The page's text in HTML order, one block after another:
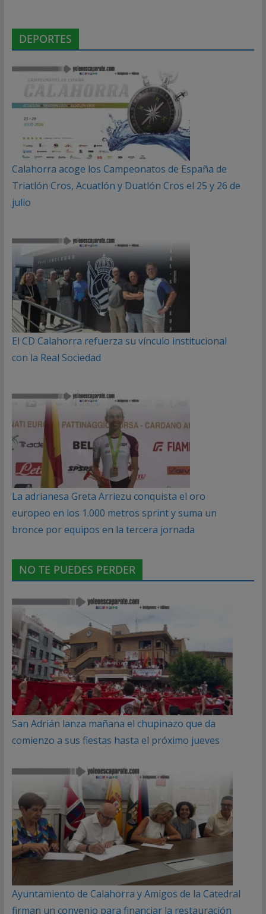
DEPORTES
Calahorra acoge los Campeonatos de España de
Triatlón Cros, Acuatlón y Duatlón Cros el 25 y 26 de
julio
El CD Calahorra refuerza su vínculo institucional
con la Real Sociedad
La adrianesa Greta Arriezu conquista el oro
europeo en los 1.000 metros sprint y suma un
bronce por equipos en la tercera jornada
NO TE PUEDES PERDER
San Adrián lanza mañana el chupinazo que da
comienzo a sus fiestas hasta el próximo jueves
Ayuntamiento de Calahorra y Amigos de la Catedral
firman un convenio para financiar la restauración